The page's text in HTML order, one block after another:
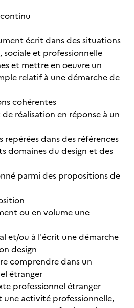
écrit dans des situations
et professionnelle
et mettre en oeuvre un
relatif à une démarche de
cohérentes
réalisation en réponse à un
repérées dans des références
domaines du design et des
parmi des propositions de
ou en volume une
et/ou à l'écrit une démarche
design
comprendre dans un
étranger
professionnel étranger
une activité professionnelle,